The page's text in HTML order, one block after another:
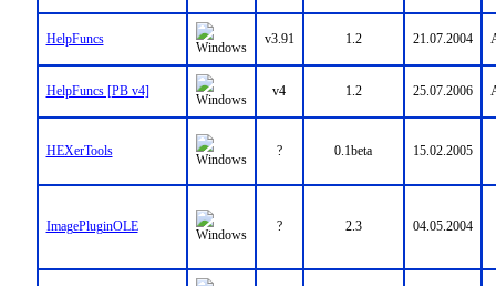
HelpFuncs v3.91 1.2 21.07.2004
HelpFuncs [PB v4] v4 1.2 25.07.2006
HEXerTools ? 0.1beta 15.02.2005
ImagePluginOLE ? 2.3 04.05.2004